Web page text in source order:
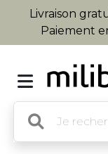
Livraison
Paiement